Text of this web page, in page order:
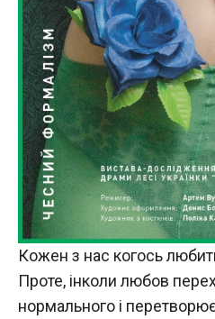
Кожен з нас когось
Проте, інколи любов
нормального і